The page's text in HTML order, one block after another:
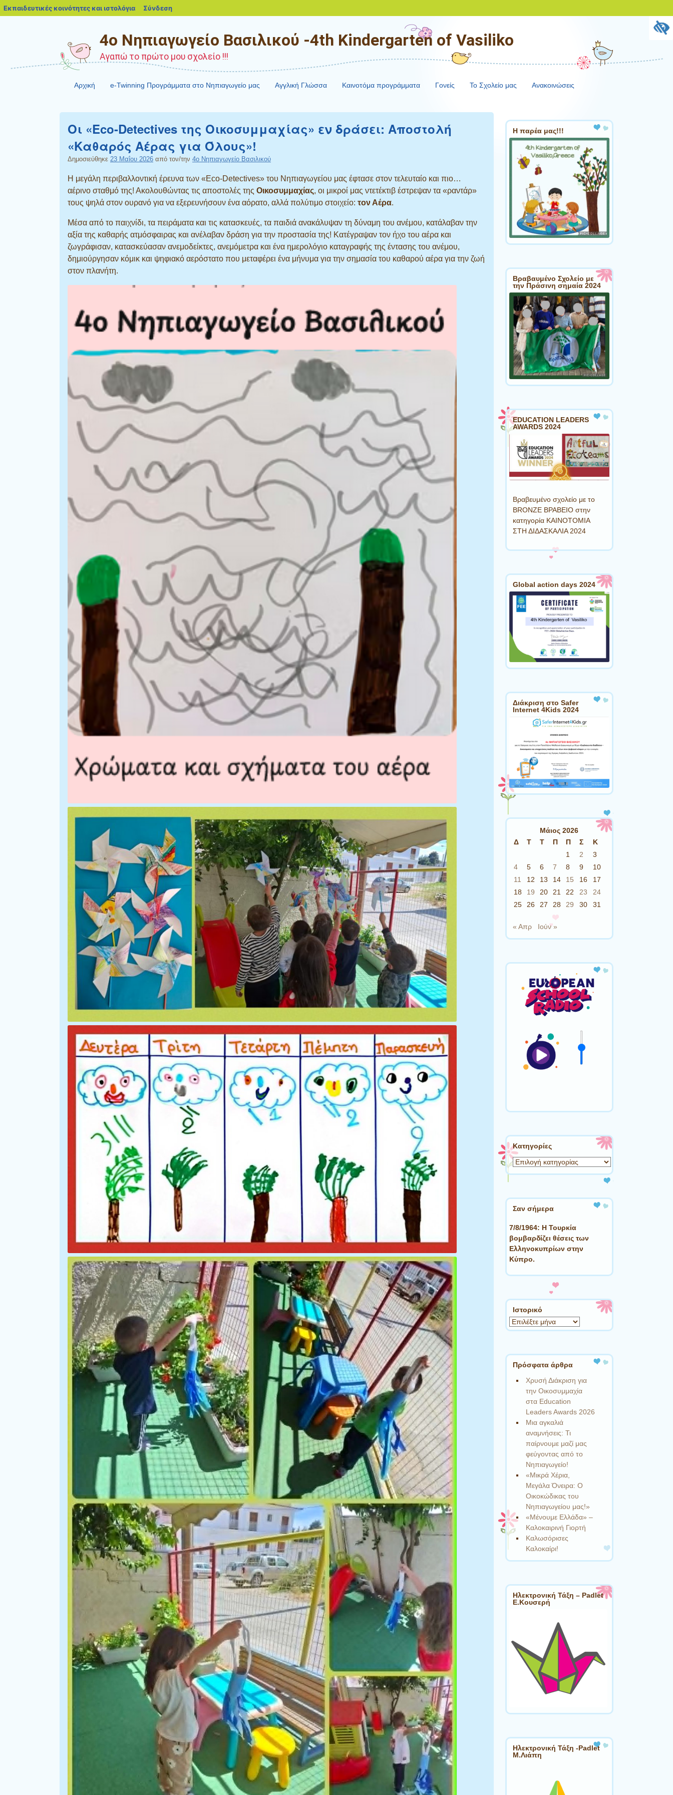
4o Νηπιαγωγείο Βασιλικού -4th Kindergarten of Vasiliko
Αγαπώ το πρώτο μου σχολείο !!!
Αρχική e-Twinning Προγράμματα στο Νηπιαγωγείο μας Αγγλική Γλώσσα Καινοτόμα προγράμματα Γονείς Το Σχολείο μας Ανακοινώσεις
Οι «Eco-Detectives της Οικοσυμμαχίας» εν δράσει: Αποστολή
«Καθαρός Αέρας για Όλους»!
Δημοσιεύθηκε 23 Μαΐου 2026 από τον/την 4o Νηπιαγωγείο Βασιλικού
Η μεγάλη περιβαλλοντική έρευνα των «Eco-Detectives» του Νηπιαγωγείου μας έφτασε στον τελευταίο και πιο…
αέρινο σταθμό της! Ακολουθώντας τις αποστολές της Οικοσυμμαχίας, οι μικροί μας ντετέκτιβ έστρεψαν τα «ραντάρ»
τους ψηλά στον ουρανό για να εξερευνήσουν ένα αόρατο, αλλά πολύτιμο στοιχείο: τον Αέρα.
Μέσα από το παιχνίδι, τα πειράματα και τις κατασκευές, τα παιδιά ανακάλυψαν τη δύναμη του ανέμου, κατάλαβαν την
αξία της καθαρής ατμόσφαιρας και ανέλαβαν δράση για την προστασία της! Κατέγραψαν τον ήχο του αέρα και
ζωγράφισαν, κατασκεύασαν ανεμοδείκτες, ανεμόμετρα και ένα ημερολόγιο καταγραφής της έντασης του ανέμου,
δημιούργησαν κόμικ και ψηφιακό αερόστατο που μεταφέρει ένα μήνυμα για την σημασία του καθαρού αέρα για την ζωή
στον πλανήτη.
Η παρέα μας!!!
Βραβαυμένο Σχολείο με
την Πράσινη σημαία 2024
EDUCATION LEADERS
AWARDS 2024
Βραβευμένο σχολείο με το
BRONZE ΒΡΑΒΕΙΟ στην
κατηγορία ΚΑΙΝΟΤΟΜΙΑ
ΣΤΗ ΔΙΔΑΣΚΑΛΙΑ 2024
Global action days 2024
Διάκριση στο Safer
Internet 4Kids 2024
Μάιος 2026
Δ
Τ Τ Π Π Σ
Κ
1
2
3
4
5 6 7 8 9
10
11
12 13 14 15 16
17
18
19 20 21 22 23
24
25
26 27 28 29 30 31
« Απρ Ιούν »
Kατηγορίες
Kατηγορίες
Σαν σήμερα
7/8/1964: Η Τουρκία
βομβαρδίζει θέσεις των
Ελληνοκυπρίων στην
Κύπρο.
Ιστορικό
Ιστορικό
Πρόσφατα άρθρα
Χρυσή Διάκριση για
την Οικοσυμμαχία
στα Education
Leaders Awards 2026
Μια αγκαλιά
αναμνήσεις: Τι
παίρνουμε μαζί μας
φεύγοντας από το
Νηπιαγωγείο!
«Μικρά Χέρια,
Μεγάλα Όνειρα: Ο
Οικοκώδικας του
Νηπιαγωγείου μας!»
«Μένουμε Ελλάδα» –
Καλοκαιρινή Γιορτή
Καλωσόρισες
Καλοκαίρι!
Ηλεκτρονική Τάξη – Padlet
Ε.Κουσερή
Ηλεκτρονική Τάξη -Padlet
Μ.Λιάπη
Εκπαιδευτικές κοινότητες και ιστολόγια blogs.sch.gr
Σύνδεση